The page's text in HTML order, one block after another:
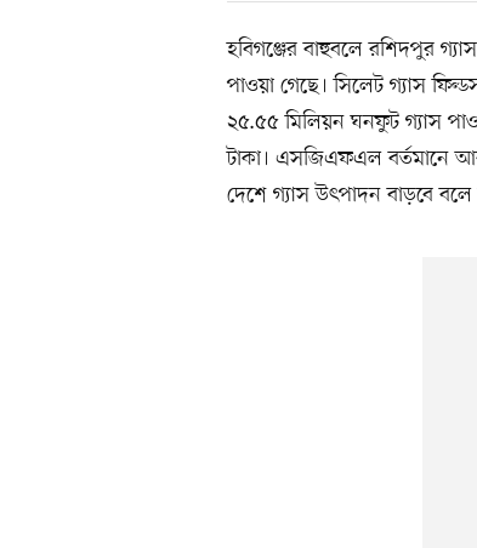
হবিগঞ্জের বাহুবলে রশিদপুর
পাওয়া গেছে। সিলেট গ্যাস
২৫.৫৫ মিলিয়ন ঘনফুট গ্যাস
টাকা। এসজিএফএল বর্তমানে
দেশে গ্যাস উৎপাদন বাড়বে